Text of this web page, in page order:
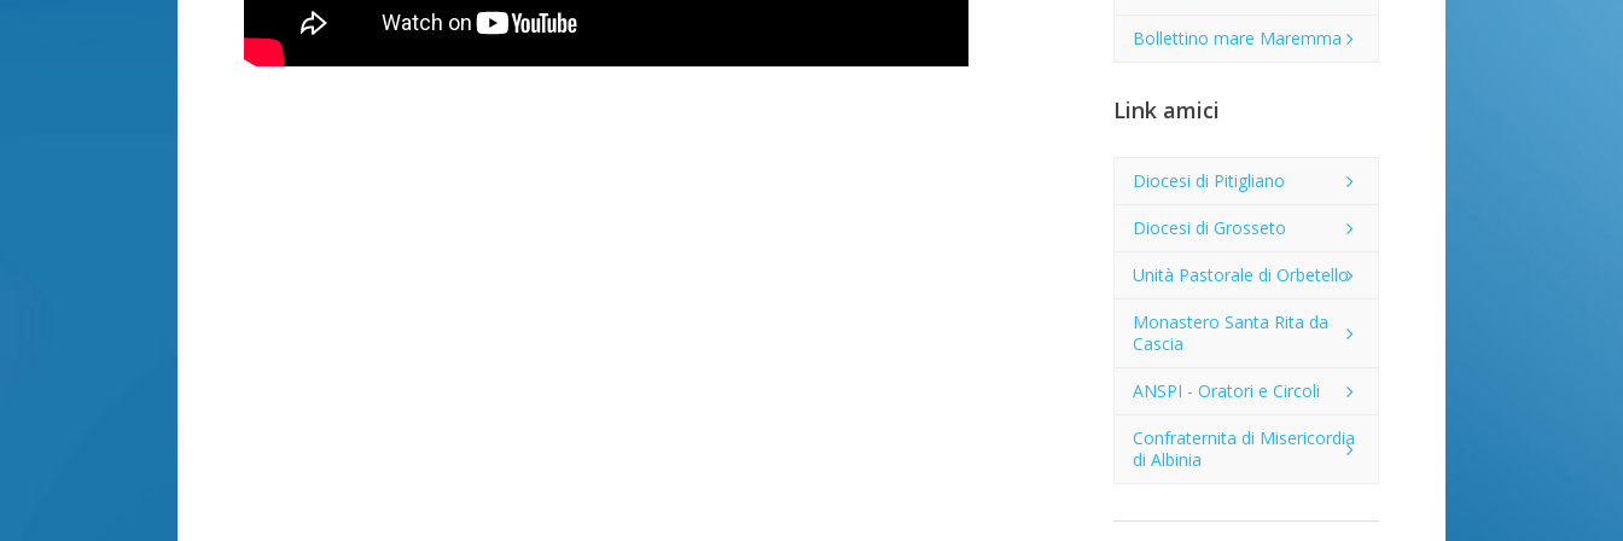
Bollettino mare Maremma
Link amici
Diocesi di Pitigliano
Diocesi di Grosseto
Unità Pastorale di Orbetello
Monastero Santa Rita da
Cascia
ANSPI - Oratori e Circoli
Confraternita di Misericordia
di Albinia